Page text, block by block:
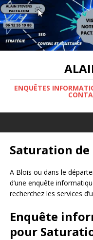
ENQUÊTES
Saturation
A Blois ou dans le
d’une enquête
recherchez les services
Enquête
pour